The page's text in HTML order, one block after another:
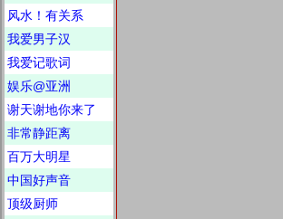
风水！有关系
我爱男子汉
我爱记歌词
娱乐@亚洲
谢天谢地你来了
非常静距离
百万大明星
中国好声音
顶级厨师